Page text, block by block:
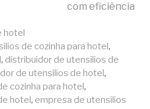
com eficiência
hotel
de cozinha para hotel,
, distribuidor de utensilios de
de utensilios de hotel,
cozinha para hotel,
hotel, empresa de utensilios